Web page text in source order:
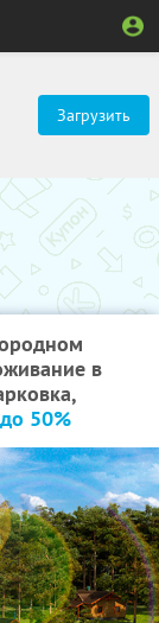
Загрузить
в
50%